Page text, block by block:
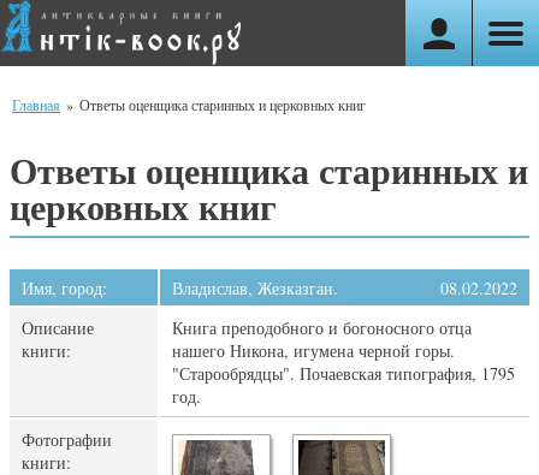
Главная » Ответы оценщика старинных и церковных книг
Ответы оценщика старинных и
церковных книг
Имя, город: Владислав, Жезказган.
08.02.2022
Описание
книги:
Книга преподобного и богоносного отца
нашего Никона, игумена черной горы.
"Старообрядцы". Почаевская типография, 1795
год.
Фотографии
книги: